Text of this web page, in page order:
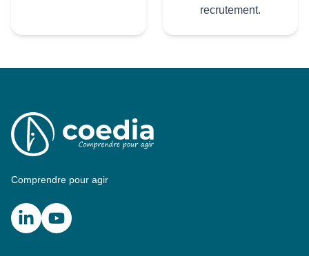
recrutement.
Comprendre pour agir
LinkedInYouTube